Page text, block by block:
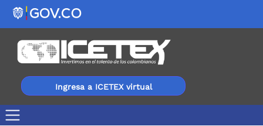
Ingresa a ICETEX virtual